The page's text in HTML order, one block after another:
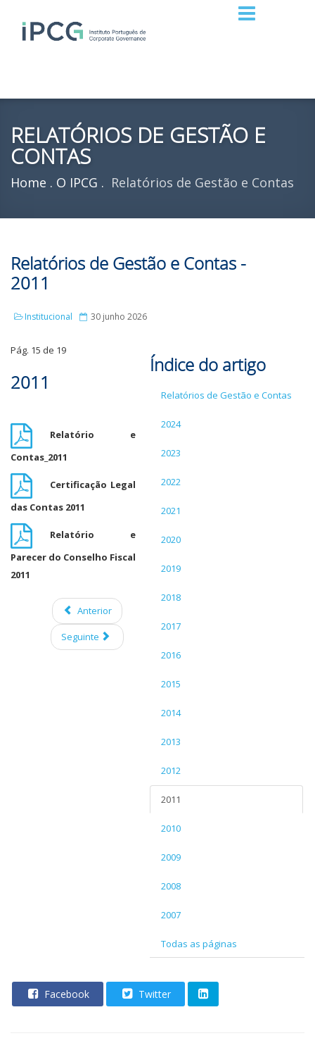
RELATÓRIOS DE GESTÃO E
CONTAS
Home O IPCG Relatórios de Gestão e Contas
Relatórios de Gestão e Contas -
2011
Institucional 30 junho 2026
Índice do artigo
Relatórios de Gestão e Contas
2024
2023
2022
2021
2020
2019
2018
2017
2016
2015
2014
2013
2012
2011
2010
2009
2008
2007
Todas as páginas
Pág. 15 de 19
2011
Relatório e
Contas_2011
Certificação Legal
das Contas 2011
Relatório e
Parecer do Conselho Fiscal
2011
Anterior
Seguinte
Facebook Twitter